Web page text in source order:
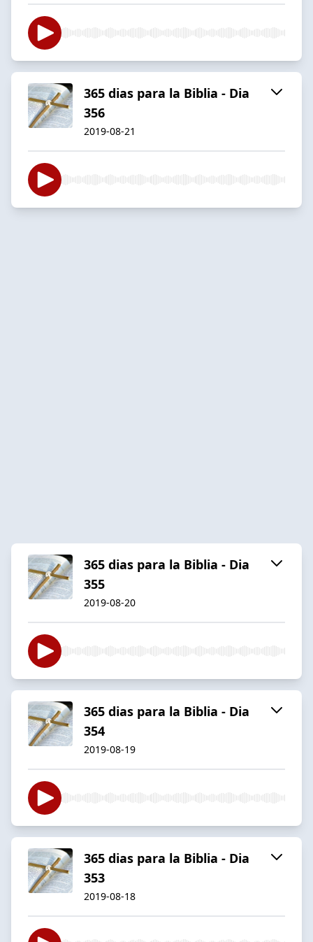
365 dias para la Biblia - Dia
356
2019-08-21
365 dias para la Biblia - Dia
355
2019-08-20
365 dias para la Biblia - Dia
354
2019-08-19
365 dias para la Biblia - Dia
353
2019-08-18